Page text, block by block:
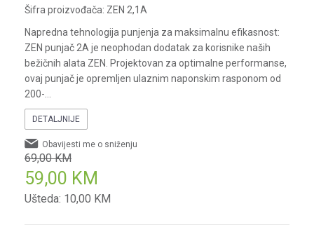
Šifra proizvođača: ZEN 2,1A
Napredna tehnologija punjenja za maksimalnu efikasnost:
ZEN punjač 2A je neophodan dodatak za korisnike naših
bežičnih alata ZEN. Projektovan za optimalne performanse,
ovaj punjač je opremljen ulaznim naponskim rasponom od
200-
DETALJNIJE
69,00 KM
59,00 KM
Ušteda: 10,00 KM
Obavijesti me o sniženju